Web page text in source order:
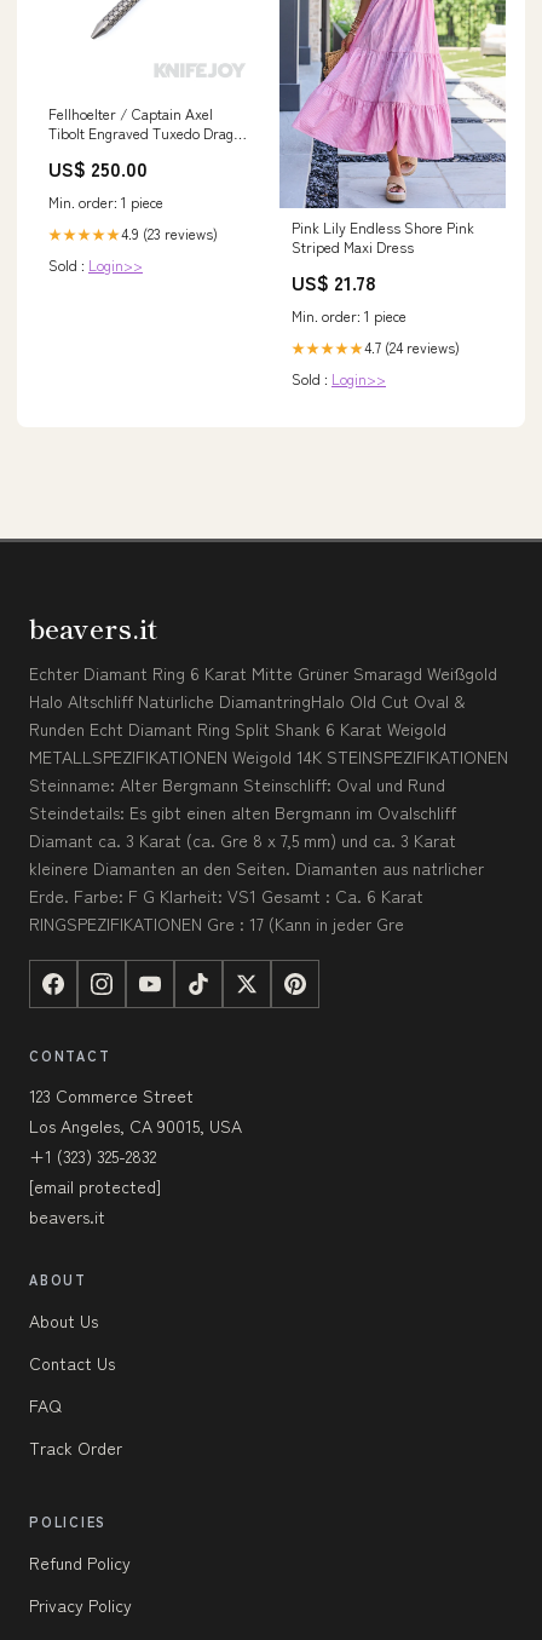
Fellhoelter / Captain Axel
Tibolt Engraved Tuxedo Dragon
Zirconium Butt Cap Brands/
US$ 250.00
Min. order: 1 piece
★★★★★4.9 (23 reviews)
Sold : Login>>
Pink Lily Endless Shore Pink
Striped Maxi Dress
US$ 21.78
Min. order: 1 piece
★★★★★4.7 (24 reviews)
Sold : Login>>
beavers.it
Echter Diamant Ring 6 Karat Mitte Grüner Smaragd Weißgold
Halo Altschliff Natürliche DiamantringHalo Old Cut Oval &
Runden Echt Diamant Ring Split Shank 6 Karat Weigold
METALLSPEZIFIKATIONEN Weigold 14K STEINSPEZIFIKATIONEN
Steinname: Alter Bergmann Steinschliff: Oval und Rund
Steindetails: Es gibt einen alten Bergmann im Ovalschliff
Diamant ca. 3 Karat (ca. Gre 8 x 7,5 mm) und ca. 3 Karat
kleinere Diamanten an den Seiten. Diamanten aus natrlicher
Erde. Farbe: F G Klarheit: VS1 Gesamt : Ca. 6 Karat
RINGSPEZIFIKATIONEN Gre : 17 (Kann in jeder Gre
CONTACT
123 Commerce Street
Los Angeles, CA 90015, USA
+1 (323) 325-2832
[email protected]
beavers.it
ABOUT
About Us
Contact Us
FAQ
Track Order
POLICIES
Refund Policy
Privacy Policy